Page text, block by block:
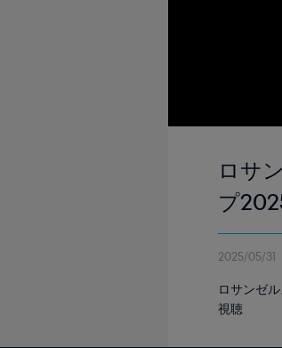
ロサ
プ
2025/05/31
ロサンゼ
視聴